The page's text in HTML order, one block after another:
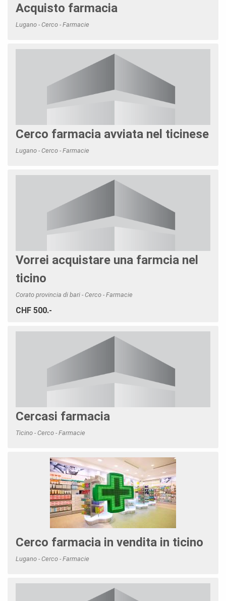
Acquisto farmacia
Lugano - Cerco - Farmacie
Cerco farmacia avviata nel ticinese
Lugano - Cerco - Farmacie
Vorrei acquistare una farmcia nel
ticino
Corato provincia di bari - Cerco - Farmacie
CHF 500.-
Cercasi farmacia
Ticino - Cerco - Farmacie
Cerco farmacia in vendita in ticino
Lugano - Cerco - Farmacie